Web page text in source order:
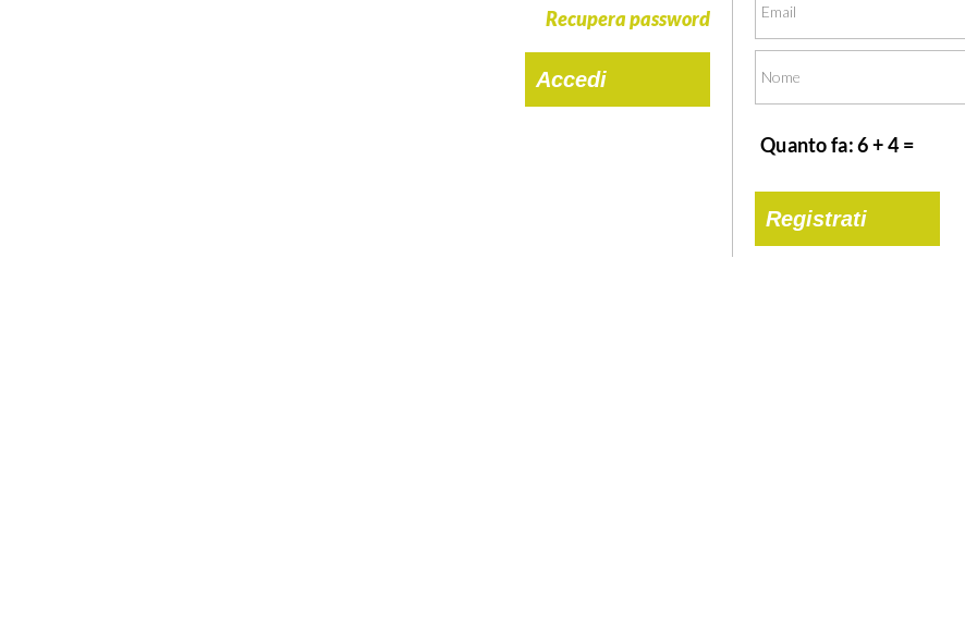
Recupera password
Accedi
Registrati